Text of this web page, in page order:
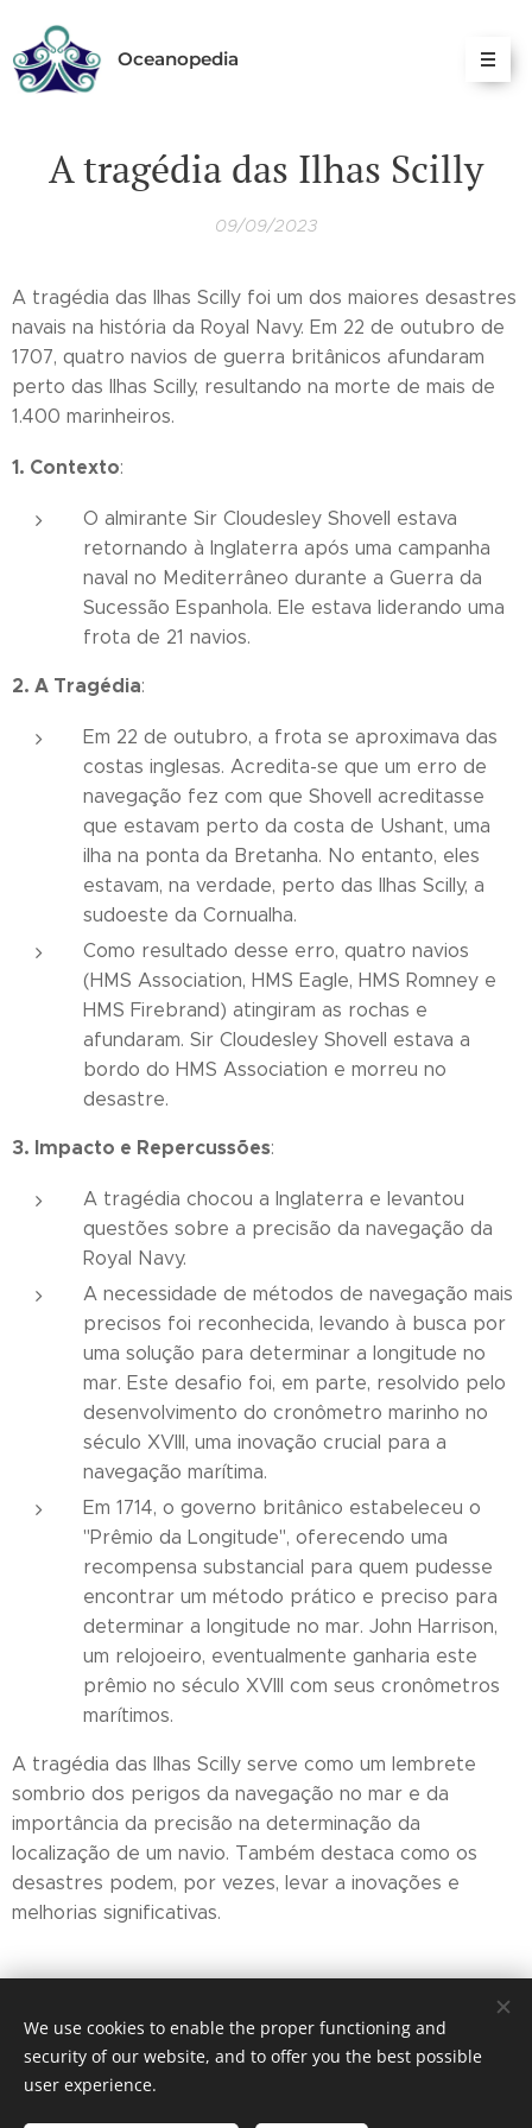
Oceanopedia
A tragédia das Ilhas Scilly
09/09/2023
A tragédia das Ilhas Scilly foi um dos maiores desastres
navais na história da Royal Navy. Em 22 de outubro de
1707, quatro navios de guerra britânicos afundaram
perto das Ilhas Scilly, resultando na morte de mais de
1.400 marinheiros.
1. Contexto:
O almirante Sir Cloudesley Shovell estava
retornando à Inglaterra após uma campanha
naval no Mediterrâneo durante a Guerra da
Sucessão Espanhola. Ele estava liderando uma
frota de 21 navios.
2. A Tragédia:
Em 22 de outubro, a frota se aproximava das
costas inglesas. Acredita-se que um erro de
navegação fez com que Shovell acreditasse
que estavam perto da costa de Ushant, uma
ilha na ponta da Bretanha. No entanto, eles
estavam, na verdade, perto das Ilhas Scilly, a
sudoeste da Cornualha.
Como resultado desse erro, quatro navios
(HMS Association, HMS Eagle, HMS Romney e
HMS Firebrand) atingiram as rochas e
afundaram. Sir Cloudesley Shovell estava a
bordo do HMS Association e morreu no
desastre.
3. Impacto e Repercussões:
A tragédia chocou a Inglaterra e levantou
questões sobre a precisão da navegação da
Royal Navy.
A necessidade de métodos de navegação mais
precisos foi reconhecida, levando à busca por
uma solução para determinar a longitude no
mar. Este desafio foi, em parte, resolvido pelo
desenvolvimento do cronômetro marinho no
século XVIII, uma inovação crucial para a
navegação marítima.
Em 1714, o governo britânico estabeleceu o
"Prêmio da Longitude", oferecendo uma
recompensa substancial para quem pudesse
encontrar um método prático e preciso para
determinar a longitude no mar. John Harrison,
um relojoeiro, eventualmente ganharia este
prêmio no século XVIII com seus cronômetros
marítimos.
A tragédia das Ilhas Scilly serve como um lembrete
sombrio dos perigos da navegação no mar e da
importância da precisão na determinação da
localização de um navio. Também destaca como os
desastres podem, por vezes, levar a inovações e
melhorias significativas.
© 2026 Ocean Eyes Productions
We use cookies to enable the proper functioning and
security of our website, and to offer you the best possible
user experience.